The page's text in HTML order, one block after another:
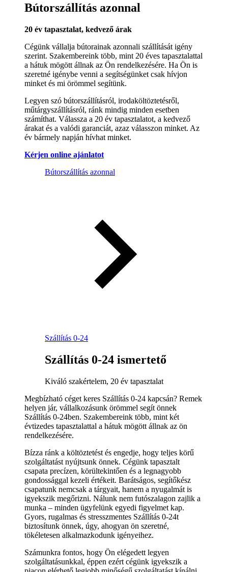
Bútorszállítás azonnal
20 év tapasztalat, kedvező árak
Cégünk vállalja bútorainak azonnali szállítását igény
szerint. Szakembereink több, mint 20 éves tapasztalattal
a hátuk mögött állnak az Ön rendelkezésére. Ha Ön is
szeretné igénybe venni a segítségünket csak hívjon
minket és mi örömmel segítünk.
Legyen szó bútorszállításról, irodaköltöztetésről,
műtárgyszállításról, ránk mindig minden esetben
számíthat. Válassza a 20 év tapasztalatot, a kedvező
árakat és a valódi garanciát, azaz válasszon minket. Az
év bármely napján hívhat minket.
Kérjen online ajánlatot
Bútorszállítás azonnal
Szállítás 0-24
Szállítás 0-24 ismertető
Kiváló szakértelem, 20 év tapasztalat
Megbízható céget keres Szállítás 0-24 kapcsán? Remek
helyen jár, vállalkozásunk örömmel segít önnek
Szállítás 0-24ben. Szakembereink több, mint két
évtizedes tapasztalattal a hátuk mögött állnak az ön
rendelkezésére.
Bízza ránk a költöztetést és engedje, hogy teljes körű
szolgáltatást nyújtsunk önnek. Cégünk tapasztalt
csapata precízen, körültekintően és a legnagyobb
gondossággal kezeli értékeit. Barátságos, segítőkész
csapatunk nemcsak a tárgyait, hanem a nyugalmát is
igyekszik megőrizni. Nálunk nem futószalagon zajlik a
munka – minden ügyfelünk egyedi figyelmet kap.
Gyors, rugalmas és stresszmentes Szállítás 0-24t
biztosítunk önnek, úgy, ahogyan ön szeretné,
tökéletesen alkalmazkodunk igényeihez.
Számunkra fontos, hogy Ön elégedett legyen
szolgáltatásunkkal, éppen ezért cégünk igyekszik a